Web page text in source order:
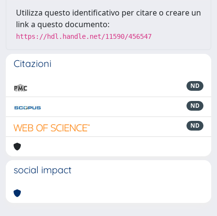
Utilizza questo identificativo per citare o creare un
link a questo documento:
https://hdl.handle.net/11590/456547
Citazioni
ND
ND
ND
social impact